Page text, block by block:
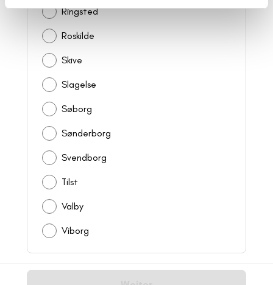
Ringsted
Roskilde
Skive
Slagelse
Søborg
Sønderborg
Svendborg
Tilst
Valby
Viborg